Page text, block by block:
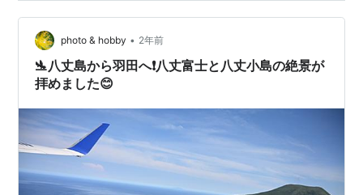
に公衆電話がひかれるまでは存在せず、交通手段も
1958年に八丈島との間の週1便の定期船が就航するまで
は自力で渡る以外はなかった。
このように、離島の中でも過酷な環境であり、大半が老
人と子供で、住民が居住し続けることが困難となったた
め、1969年の1月から6月にかけて両集落の全住民91人
が離島した。同島はそれ以来無人島となり現在に至って
いる。
photo & hobby • 2年前
🛬八丈島から羽田へ❗八丈富士と八丈小島の絶景が
拝めました😊